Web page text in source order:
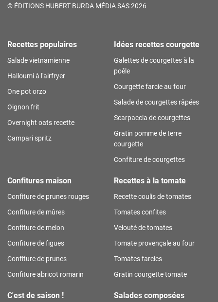
© ÉDITIONS HUBERT BURDA MÉDIA SAS 2026
Recettes populaires
Salade vietnamienne
Halloumi à l'airfryer
One pot orzo
Oignon frit
Overnight oats recette
Campari spritz
Idées recettes courgette
Galettes de courgettes à la
poêle
Courgette farcie au four
Salade de courgettes râpées
Scarpaccia de courgettes
Gratin pomme de terre
courgette
Confiture de courgettes
Confitures maison
Confiture de prunes rouges
Confiture de mûres
Confiture de melon
Confiture de figues
Confiture de prunes
Confiture abricot romarin
Recettes à la tomate
Recette coulis de tomates
Tomates confites
Velouté de tomates
Tomate provençale au four
Tomates farcies
Gratin courgette tomate
C'est de saison ! Salades composées